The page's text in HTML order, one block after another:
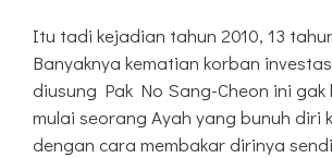
Itu tadi kejadian tahun 2010, 13
Banyaknya kematian korban
diusung Pak No Sang-Cheon ini
mulai seorang Ayah yang bunuh diri
dengan cara membakar dirinya